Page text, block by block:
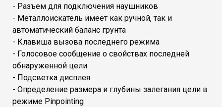
- Разъем для подключения наушников
- Металлоискатель имеет как ручной, так и
автоматический баланс грунта
- Клавиша вызова последнего режима
- Голосовое сообщение о свойствах последней
обнаруженной цели
- Подсветка дисплея
- Определение размера и глубины залегания цели в
режиме Pinpointing